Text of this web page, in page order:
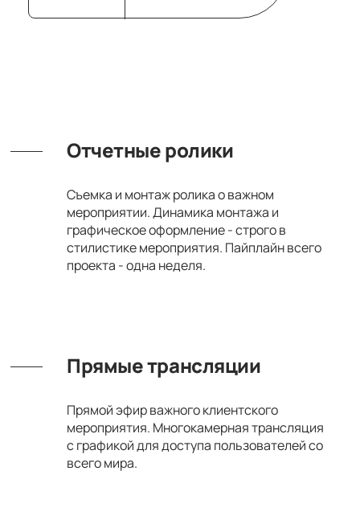
Отчетные ролики
Съемка и монтаж ролика о важном
мероприятии. Динамика монтажа и
графическое оформление - строго в
стилистике мероприятия. Пайплайн всего
проекта - одна неделя.
Прямые трансляции
Прямой эфир важного клиентского
мероприятия. Многокамерная трансляция
с графикой для доступа пользователей со
всего мира.